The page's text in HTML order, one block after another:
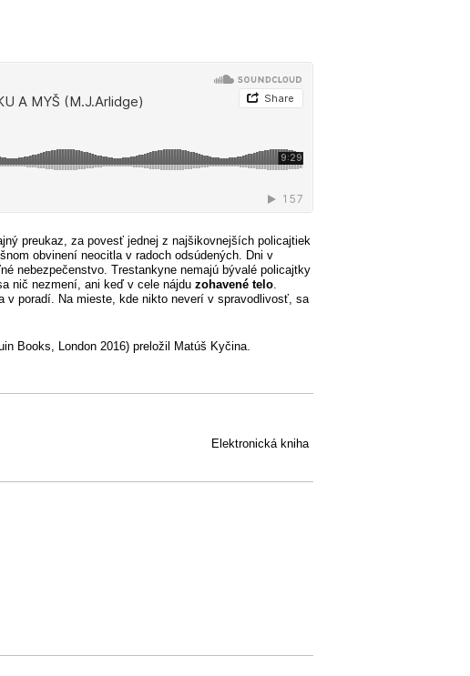
preukaz, za povesť jednej z najšikovnejších policajtiek
obvinení neocitla v radoch odsúdených. Dni v
nebezpečenstvo. Trestankyne nemajú bývalé policajtky
nič nezmení, ani keď v cele nájdu zohavené telo.
v poradí. Na mieste, kde nikto neverí v spravodlivosť, sa
Books, London 2016) preložil Matúš Kyčina.
Elektronická kniha